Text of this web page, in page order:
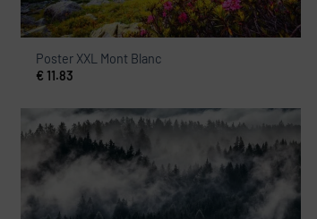
Poster XXL Mont Blanc
€ 11.83